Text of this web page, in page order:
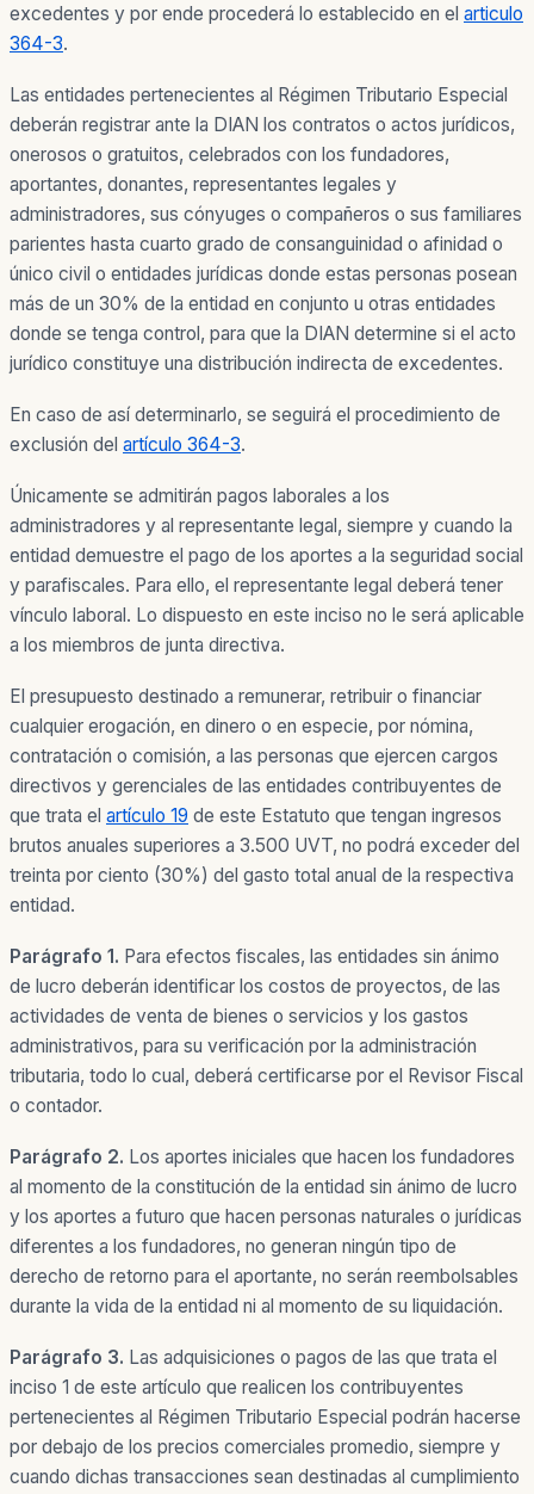
excedentes y por ende procederá lo establecido en el articulo
364-3.
Las entidades pertenecientes al Régimen Tributario Especial
deberán registrar ante la DIAN los contratos o actos jurídicos,
onerosos o gratuitos, celebrados con los fundadores,
aportantes, donantes, representantes legales y
administradores, sus cónyuges o compañeros o sus familiares
parientes hasta cuarto grado de consanguinidad o afinidad o
único civil o entidades jurídicas donde estas personas posean
más de un 30% de la entidad en conjunto u otras entidades
donde se tenga control, para que la DIAN determine si el acto
jurídico constituye una distribución indirecta de excedentes.
En caso de así determinarlo, se seguirá el procedimiento de
exclusión del artículo 364-3.
Únicamente se admitirán pagos laborales a los
administradores y al representante legal, siempre y cuando la
entidad demuestre el pago de los aportes a la seguridad social
y parafiscales. Para ello, el representante legal deberá tener
vínculo laboral. Lo dispuesto en este inciso no le será aplicable
a los miembros de junta directiva.
El presupuesto destinado a remunerar, retribuir o financiar
cualquier erogación, en dinero o en especie, por nómina,
contratación o comisión, a las personas que ejercen cargos
directivos y gerenciales de las entidades contribuyentes de
que trata el artículo 19 de este Estatuto que tengan ingresos
brutos anuales superiores a 3.500 UVT, no podrá exceder del
treinta por ciento (30%) del gasto total anual de la respectiva
entidad.
Parágrafo 1. Para efectos fiscales, las entidades sin ánimo
de lucro deberán identificar los costos de proyectos, de las
actividades de venta de bienes o servicios y los gastos
administrativos, para su verificación por la administración
tributaria, todo lo cual, deberá certificarse por el Revisor Fiscal
o contador.
Parágrafo 2. Los aportes iniciales que hacen los fundadores
al momento de la constitución de la entidad sin ánimo de lucro
y los aportes a futuro que hacen personas naturales o jurídicas
diferentes a los fundadores, no generan ningún tipo de
derecho de retorno para el aportante, no serán reembolsables
durante la vida de la entidad ni al momento de su liquidación.
Parágrafo 3. Las adquisiciones o pagos de las que trata el
inciso 1 de este artículo que realicen los contribuyentes
pertenecientes al Régimen Tributario Especial podrán hacerse
por debajo de los precios comerciales promedio, siempre y
cuando dichas transacciones sean destinadas al cumplimiento